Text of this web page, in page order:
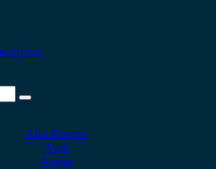
Alfa Romeo
Audi
Austin